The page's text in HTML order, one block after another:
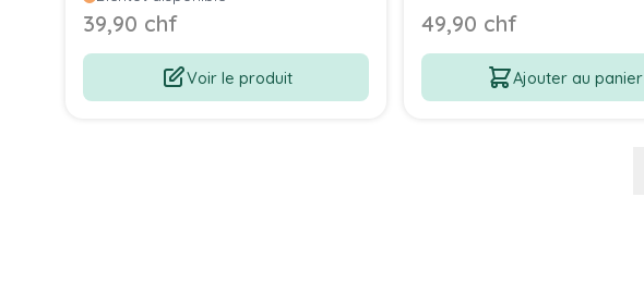
39,90 chf
Voir le produit
49,90 chf
Ajouter au panier